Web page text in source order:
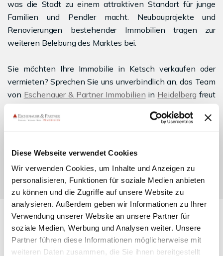
Diese Webseite verwendet Cookies
Wir verwenden Cookies, um Inhalte und Anzeigen zu
personalisieren, Funktionen für soziale Medien anbieten
zu können und die Zugriffe auf unsere Website zu
analysieren. Außerdem geben wir Informationen zu Ihrer
Verwendung unserer Website an unsere Partner für
soziale Medien, Werbung und Analysen weiter. Unsere
Partner führen diese Informationen möglicherweise mit
weiteren Daten zusammen, die Sie ihnen bereitgestellt
was die Stadt zu einem attraktiven Standort für junge
Familien und Pendler macht. Neubauprojekte und
Renovierungen bestehender Immobilien tragen zur
weiteren Belebung des Marktes bei.
Sie möchten Ihre Immobilie in Ketsch verkaufen oder
vermieten? Sprechen Sie uns unverbindlich an, das Team
von Eschenauer & Partner Immobilien in Heidelberg freut
WAS IST IHRE IMMOBILIE WERT?